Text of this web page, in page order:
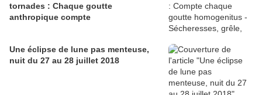
tornades : Chaque goutte
anthropique compte
Une éclipse de lune pas menteuse,
nuit du 27 au 28 juillet 2018